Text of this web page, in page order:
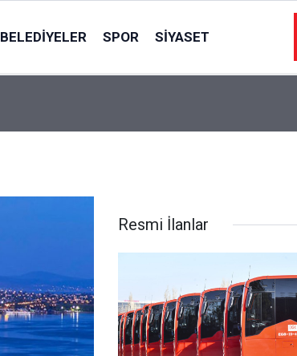
BELEDIYELER SPOR SIYASET
Resmi İlanlar